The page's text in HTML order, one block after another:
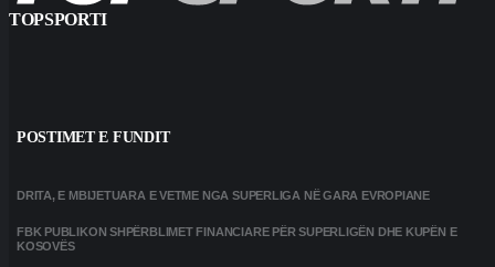
TOPSPORTI
POSTIMET E FUNDIT
DRITA, E MBIJETUARA E VETME NGA SUPERLIGA NË GARA EVROPIANE
FBK PUBLIKON SHPËRBLIMET FINANCIARE PËR SUPERLIGËN DHE KUPËN E
KOSOVËS